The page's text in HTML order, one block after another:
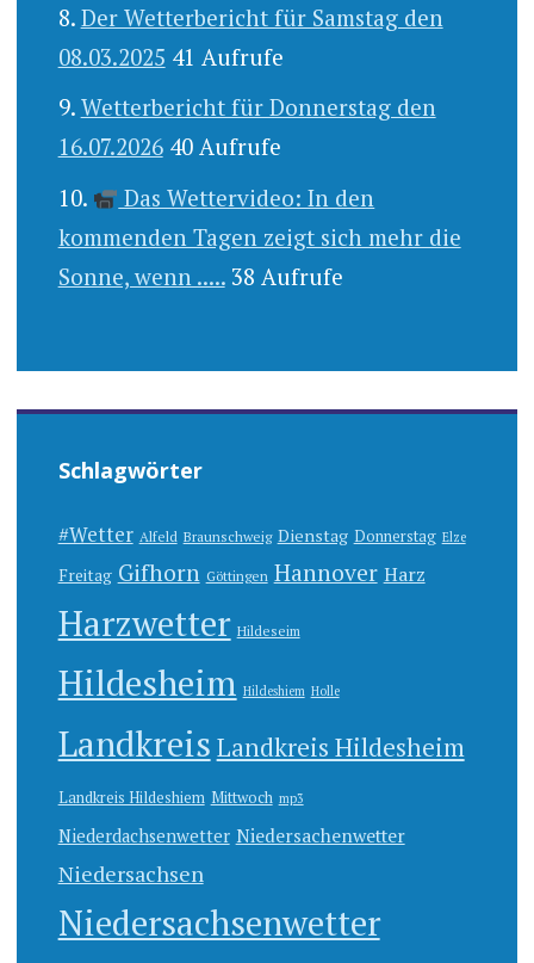
Der Wetterbericht für Samstag den
08.03.2025 41 Aufrufe
Wetterbericht für Donnerstag den
16.07.2026 40 Aufrufe
Das Wettervideo: In den
kommenden Tagen zeigt sich mehr die
Sonne, wenn ..... 38 Aufrufe
Schlagwörter
#Wetter Alfeld Braunschweig Dienstag Donnerstag Elze
Freitag Gifhorn Göttingen Hannover Harz
Harzwetter Hildeseim
Hildesheim Hildeshiem Holle
Landkreis Landkreis Hildesheim
Landkreis Hildeshiem Mittwoch mp3
Niederdachsenwetter Niedersachenwetter
Niedersachsen
Niedersachsenwetter